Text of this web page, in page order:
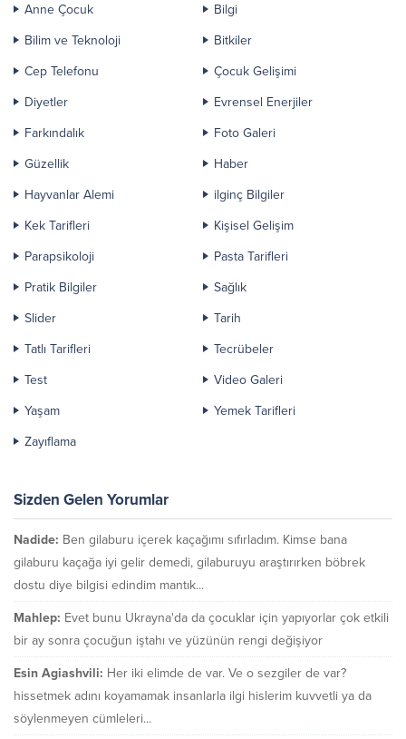
Anne Çocuk
Bilgi
Bilim ve Teknoloji
Bitkiler
Cep Telefonu
Çocuk Gelişimi
Diyetler
Evrensel Enerjiler
Farkındalık
Foto Galeri
Güzellik
Haber
Hayvanlar Alemi
ilginç Bilgiler
Kek Tarifleri
Kişisel Gelişim
Parapsikoloji
Pasta Tarifleri
Pratik Bilgiler
Sağlık
Slider
Tarih
Tatlı Tarifleri
Tecrübeler
Test
Video Galeri
Yaşam
Yemek Tarifleri
Zayıflama
Sizden Gelen Yorumlar
Nadide: Ben gilaburu içerek kaçağımı sıfırladım. Kimse bana
gilaburu kaçağa iyi gelir demedi, gilaburuyu araştırırken böbrek
dostu diye bilgisi edindim mantık...
Mahlep: Evet bunu Ukrayna'da da çocuklar için yapıyorlar çok etkili
bir ay sonra çocuğun iştahı ve yüzünün rengi değişiyor
Esin Agiashvili: Her iki elimde de var. Ve o sezgiler de var?
hissetmek adını koyamamak insanlarla ilgi hislerim kuvvetli ya da
söylenmeyen cümleleri...